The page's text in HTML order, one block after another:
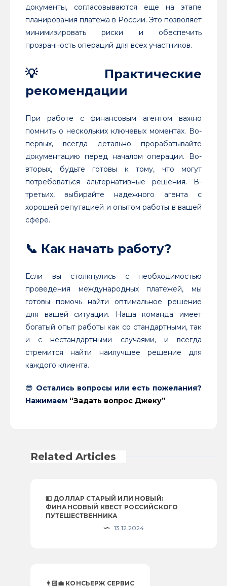
документы, согласовываются еще на этапе
планирования платежа в России. Это позволяет
минимизировать риски и обеспечить
прозрачность операций для всех участников.
💡 Практические
рекомендации
При работе с финансовым агентом важно
помнить о нескольких ключевых моментах. Во-
первых, всегда детально прорабатывайте
документацию перед началом операции. Во-
вторых, будьте готовы к тому, что могут
потребоваться альтернативные решения. В-
третьих, выбирайте надежного агента с
хорошей репутацией и опытом работы в вашей
сфере.
📞 Как начать работу?
Если вы столкнулись с необходимостью
проведения международных платежей, мы
готовы помочь найти оптимальное решение
для вашей ситуации. Наша команда имеет
богатый опыт работы как со стандартными, так
и с нестандартными случаями, и всегда
стремится найти наилучшее решение для
каждого клиента.
😎 Остались вопросы или есть пожелания?
Нажимаем “Задать вопрос Джеку”
Related Articles
💵 ДОЛЛАР СТАРЫЙ ИЛИ НОВЫЙ:
ФИНАНСОВЫЙ КВЕСТ РОССИЙСКОГО
ПУТЕШЕСТВЕННИКА
13.12.2024
👨🏻‍💼 КОНСЬЕРЖ СЕРВИС